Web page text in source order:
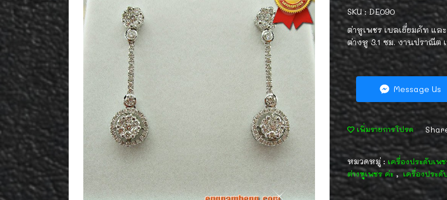
SKU : DE090
ต่าหูเพชร เบลเยี่ยมคัท แล
ต่างหู 3.1 ซม. งานปราณีต
Message Us
เพิ่มรายการโปรด
หมวดหมู่ : เครื่องประดับเพ
ต่างหูเพชร ค่ะ, เครื่องประดั